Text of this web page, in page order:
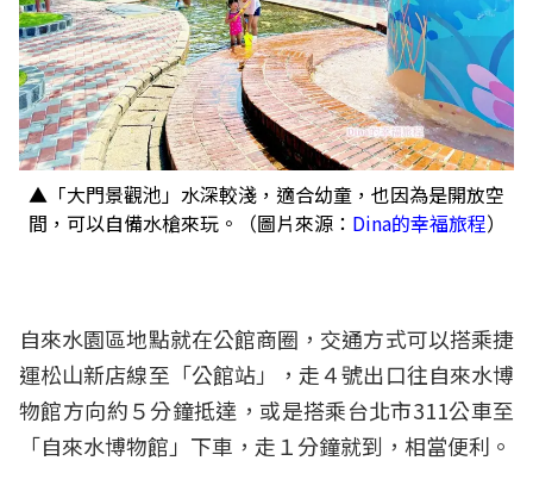
▲「大門景觀池」水深較淺，適合幼童，也因為是開放空
間，可以自備水槍來玩。（圖片來源： Dina的幸福旅程）
自來水園區地點就在公館商圈，交通方式可以搭乘捷
運松山新店線至「公館站」，走４號出口往自來水博
物館方向約５分鐘抵達，或是搭乘台北市311公車至
「自來水博物館」下車，走１分鐘就到，相當便利。